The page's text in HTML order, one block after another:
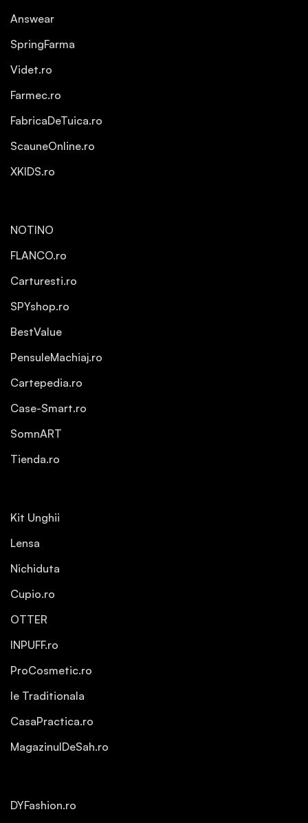
Answear
SpringFarma
Videt.ro
Farmec.ro
FabricaDeTuica.ro
ScauneOnline.ro
XKIDS.ro
NOTINO
FLANCO.ro
Carturesti.ro
SPYshop.ro
BestValue
PensuleMachiaj.ro
Cartepedia.ro
Case-Smart.ro
SomnART
Tienda.ro
Kit Unghii
Lensa
Nichiduta
Cupio.ro
OTTER
INPUFF.ro
ProCosmetic.ro
Ie Traditionala
CasaPractica.ro
MagazinulDeSah.ro
DYFashion.ro